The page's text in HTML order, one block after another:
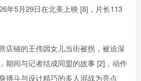
年5月29日在北美上映 [8]，片长113
店铺的王伟因女儿当街被拐，被迫深
期间与记者结成同盟的故事 [2]，动作
搏斗与设计精巧的多人混战为亮点